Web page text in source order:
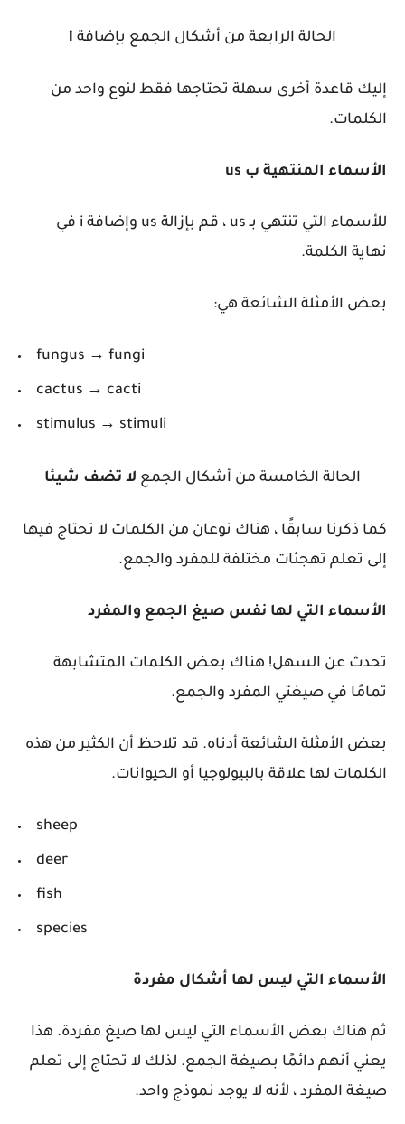
الحالة الرابعة من أشكال الجمع بإضافة
إليك قاعدة أخرى سهلة تحتاجها فقط لنوع واحد من
الكلمات.
الأسماء المنتهية ب us
للأسماء التي تنتهي بـ us ، قم بإزالة us وإضافة i في
نهاية الكلمة.
بعض الأمثلة الشائعة هي:
fungus → fungi
cactus → cacti
stimulus → stimuli
الحالة الخامسة من أشكال الجمع لا تضف شيئا
كما ذكرنا سابقًا ، هناك نوعان من الكلمات لا تحتاج فيها
إلى تعلم تهجئات مختلفة للمفرد والجمع.
الأسماء التي لها نفس صيغ الجمع والمفرد
تحدث عن السهل! هناك بعض الكلمات المتشابهة
تمامًا في صيغتي المفرد والجمع.
بعض الأمثلة الشائعة أدناه. قد تلاحظ أن الكثير من هذه
الكلمات لها علاقة بالبيولوجيا أو الحيوانات.
sheep
deer
fish
species
الأسماء التي ليس لها أشكال مفردة
ثم هناك بعض الأسماء التي ليس لها صيغ مفردة. هذا
يعني أنهم دائمًا بصيغة الجمع. لذلك لا تحتاج إلى تعلم
صيغة المفرد ، لأنه لا يوجد نموذج واحد.